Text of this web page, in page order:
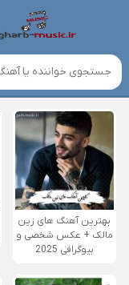
بهترین آهنگ های زین
مالک + عکس شخصی و
بیوگرافی 2025